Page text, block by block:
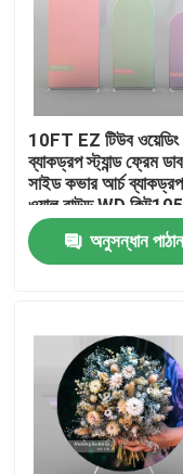
বাড়ি
পণ্য
10FT EZ টিউব ওয়েডিং
ব্যাকড্রপ স্ট্যান্ড ফ্রেম
সাইড কভার আর্চ
ওয়াল রাউন্ড WD কিট105
অনুসন্ধান পাঠান